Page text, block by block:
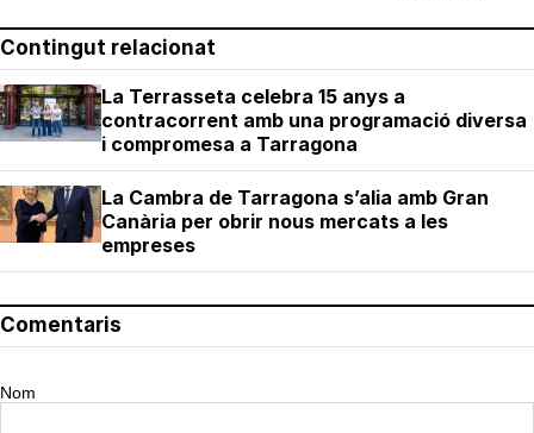
Contingut relacionat
La Terrasseta celebra 15 anys a
contracorrent amb una programació diversa
i compromesa a Tarragona
La Cambra de Tarragona s’alia amb Gran
Canària per obrir nous mercats a les
empreses
Comentaris
Nom